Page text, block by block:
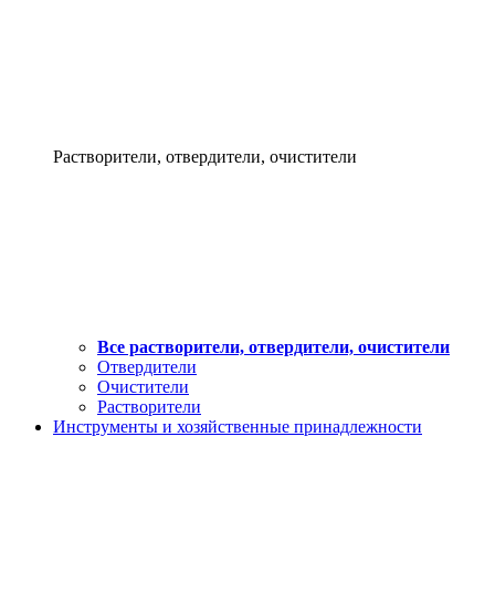
Растворители, отвердители, очистители
Все растворители, отвердители, очистители
Отвердители
Очистители
Растворители
Инструменты и хозяйственные принадлежности